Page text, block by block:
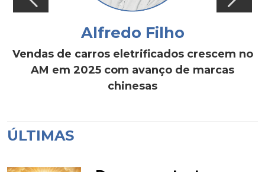
Alfredo Filho
Vendas de carros eletrificados crescem no
AM em 2025 com avanço de marcas
chinesas
ÚLTIMAS